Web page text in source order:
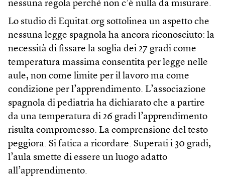
nessuna regola perché non c’è nulla da misurare.
Lo studio di Equitat.org sottolinea un aspetto che
nessuna legge spagnola ha ancora riconosciuto: la
necessità di fissare la soglia dei 27 gradi come
temperatura massima consentita per legge nelle
aule, non come limite per il lavoro ma come
condizione per l’apprendimento. L’associazione
spagnola di pediatria ha dichiarato che a partire
da una temperatura di 26 gradi l’apprendimento
risulta compromesso. La comprensione del testo
peggiora. Si fatica a ricordare. Superati i 30 gradi,
l’aula smette di essere un luogo adatto
all’apprendimento.